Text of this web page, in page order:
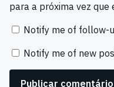
para a próxima vez que
Notify me of follow-
Notify me of new